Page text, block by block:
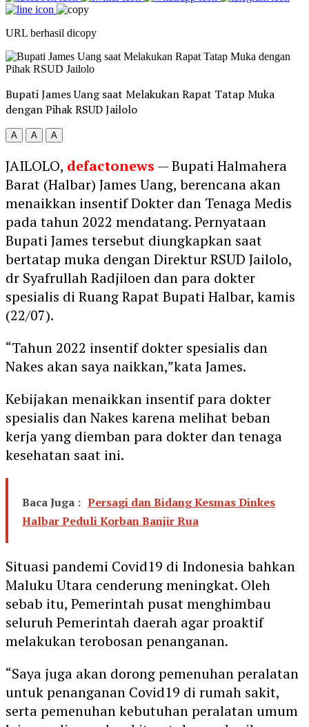
URL berhasil dicopy
Bupati James Uang saat Melakukan Rapat Tatap Muka
dengan Pihak RSUD Jailolo
A A A
JAILOLO, defactonews — Bupati Halmahera
Barat (Halbar) James Uang, berencana akan
menaikkan insentif Dokter dan Tenaga Medis
pada tahun 2022 mendatang. Pernyataan
Bupati James tersebut diungkapkan saat
bertatap muka dengan Direktur RSUD Jailolo,
dr Syafrullah Radjiloen dan para dokter
spesialis di Ruang Rapat Bupati Halbar, kamis
(22/07).
“Tahun 2022 insentif dokter spesialis dan
Nakes akan saya naikkan,”kata James.
Kebijakan menaikkan insentif para dokter
spesialis dan Nakes karena melihat beban
kerja yang diemban para dokter dan tenaga
kesehatan saat ini.
Baca Juga : Persagi dan Bidang Kesmas Dinkes
Halbar Peduli Korban Banjir Rua
Situasi pandemi Covid19 di Indonesia bahkan
Maluku Utara cenderung meningkat. Oleh
sebab itu, Pemerintah pusat menghimbau
seluruh Pemerintah daerah agar proaktif
melakukan terobosan penanganan.
“Saya juga akan dorong pemenuhan peralatan
untuk penanganan Covid19 di rumah sakit,
serta pemenuhan kebutuhan peralatan umum